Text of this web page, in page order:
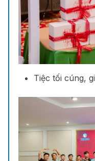
Tiệc tối cúng,